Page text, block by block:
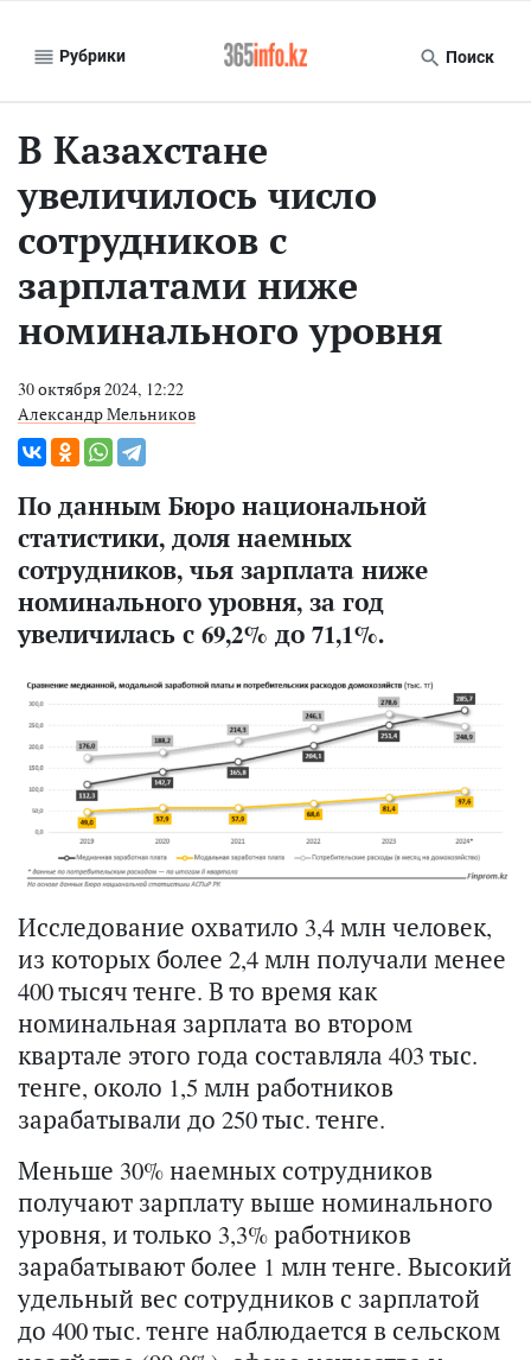
Рубрики Поиск
В Казахстане
увеличилось число
сотрудников с
зарплатами ниже
номинального уровня
30 октября 2024, 12:22
Александр Мельников
По данным Бюро национальной
статистики, доля наемных
сотрудников, чья зарплата ниже
номинального уровня, за год
увеличилась с 69,2% до 71,1%.
Исследование охватило 3,4 млн человек,
из которых более 2,4 млн получали менее
400 тысяч тенге. В то время как
номинальная зарплата во втором
квартале этого года составляла 403 тыс.
тенге, около 1,5 млн работников
зарабатывали до 250 тыс. тенге.
Меньше 30% наемных сотрудников
получают зарплату выше номинального
уровня, и только 3,3% работников
зарабатывают более 1 млн тенге. Высокий
удельный вес сотрудников с зарплатой
до 400 тыс. тенге наблюдается в сельском